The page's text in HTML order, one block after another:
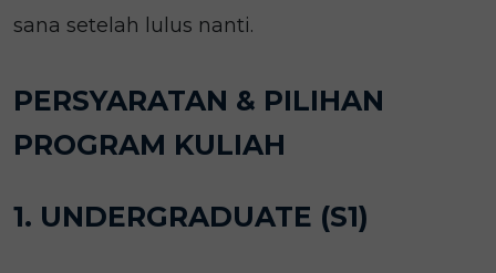
sana setelah lulus nanti.
PERSYARATAN & PILIHAN
PROGRAM KULIAH
1. UNDERGRADUATE (S1)